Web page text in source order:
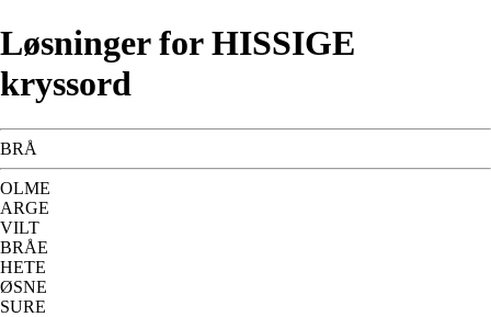
Løsninger for HISSIGE
kryssord
BRÅ
OLME
ARGE
VILT
BRÅE
HETE
ØSNE
SURE